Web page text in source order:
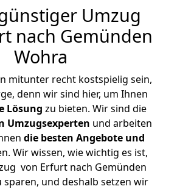
Umzug
nach Gemünden
Wohra
mitunter recht kostspielig sein,
denn wir sind hier, um Ihnen
Lösung zu bieten. Wir sind die
Umzugsexperten und arbeiten
die besten Angebote und
Wir wissen, wie wichtig es ist,
von Erfurt nach Gemünden
sparen, und deshalb setzen wir